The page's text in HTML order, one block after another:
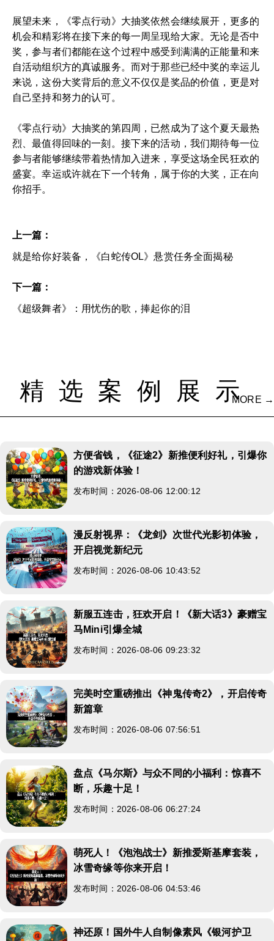
展望未来，《零点行动》大抽奖依然会继续展开，更多的
机会和精彩将在接下来的每一周呈现给大家。无论是否中
奖，参与者们都能在这个过程中感受到满满的正能量和来
自活动组织方的真诚服务。而对于那些已经中奖的幸运儿
来说，这份大奖背后的意义不仅仅是奖品的价值，更是对
自己坚持和努力的认可。
《零点行动》大抽奖的第四周，已然成为了这个夏天最热
烈、最值得回味的一刻。接下来的活动，我们期待每一位
参与者能够继续带着热情加入进来，享受这场全民狂欢的
盛宴。幸运或许就在下一个转角，属于你的大奖，正在向
你招手。
上一篇：
就是给你好装备，《白蛇传OL》悬赏任务全面揭秘
下一篇：
《超级舞者》：用忧伤的歌，捧起你的泪
精选案例展示MORE →
方便省钱，《征途2》新推便利好礼，引爆你
的游戏新体验！
发布时间：2026-08-06 12:00:12
漫反射视界：《龙剑》次世代光影初体验，
开启视觉新纪元
发布时间：2026-08-06 10:43:52
新服五连击，狂欢开启！《新大话3》豪赠宝
马Mini引爆全城
发布时间：2026-08-06 09:23:32
完美时空重磅推出《神鬼传奇2》，开启传奇
新篇章
发布时间：2026-08-06 07:56:51
盘点《马尔斯》与众不同的小福利：惊喜不
断，乐趣十足！
发布时间：2026-08-06 06:27:24
萌死人！《泡泡战士》新推爱斯基摩套装，
冰雪奇缘等你来开启！
发布时间：2026-08-06 04:53:46
神还原！国外牛人自制像素风《银河护卫